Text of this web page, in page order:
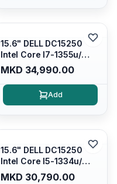
15.6" DELL DC15250
Intel Core I7-1355u/
16GB DDR4 / 512GB SSD
M.2 2230/ Intel UHD
Graphics/ 120Hz Anti-
glare FULLHD LED
MKD 34,990.00
Add
15.6" DELL DC15250
Intel Core I5-1334u/
16GB DDR4 (1x16gb
MKD 30,790.00